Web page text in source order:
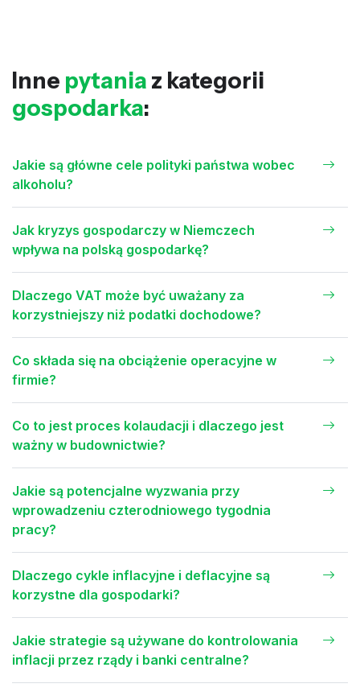
Inne pytania z kategorii
gospodarka:
Jakie są główne cele polityki państwa wobec
alkoholu?
Jak kryzys gospodarczy w Niemczech
wpływa na polską gospodarkę?
Dlaczego VAT może być uważany za
korzystniejszy niż podatki dochodowe?
Co składa się na obciążenie operacyjne w
firmie?
Co to jest proces kolaudacji i dlaczego jest
ważny w budownictwie?
Jakie są potencjalne wyzwania przy
wprowadzeniu czterodniowego tygodnia
pracy?
Dlaczego cykle inflacyjne i deflacyjne są
korzystne dla gospodarki?
Jakie strategie są używane do kontrolowania
inflacji przez rządy i banki centralne?